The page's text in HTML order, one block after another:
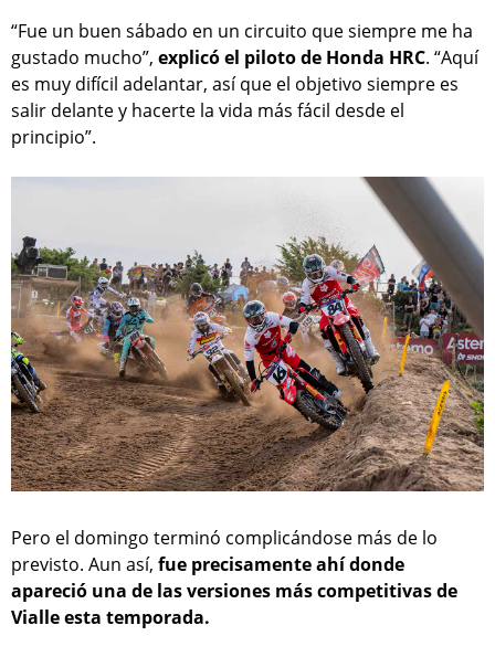
“Fue un buen sábado en un circuito que siempre me ha
gustado mucho”, explicó el piloto de Honda HRC. “Aquí
es muy difícil adelantar, así que el objetivo siempre es
salir delante y hacerte la vida más fácil desde el
principio”.
Pero el domingo terminó complicándose más de lo
previsto. Aun así, fue precisamente ahí donde
apareció una de las versiones más competitivas de
Vialle esta temporada.